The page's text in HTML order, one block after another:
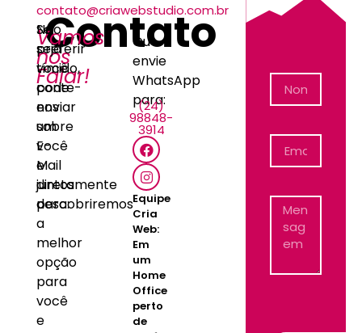
Contato
Vamos
nos
Falar!
Não
seja
tímido,
conte-
nos
sobre
você
e
juntos
descobriremos
a
melhor
opção
para
você
e
Se
preferir
você
pode
enviar
um
E-
Mail
diretamente
para:
contato@criawebstudio.com.br
Ou
envie
WhatsApp
para:
(24)
98848-
3914
Equipe
Cria
Web:
Em
um
Home
Office
perto
de